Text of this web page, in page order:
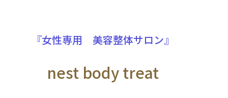
『女性専用 美容整体サロン』
nest body treat